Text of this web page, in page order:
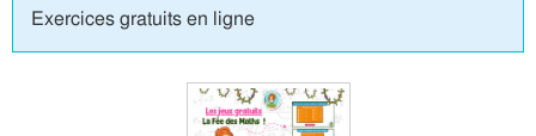
Exercices gratuits en ligne